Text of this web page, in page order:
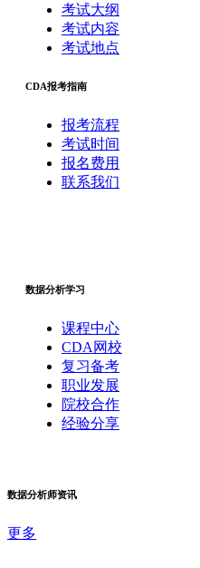
考试大纲
考试内容
考试地点
CDA报考指南
报考流程
考试时间
报名费用
联系我们
数据分析学习
课程中心
CDA网校
复习备考
职业发展
院校合作
经验分享
数据分析师资讯
更多